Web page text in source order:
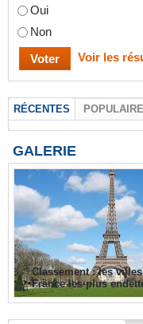
Oui
Non
Voir les
RÉCENTES
GALERIE
Classement : les
France les plus